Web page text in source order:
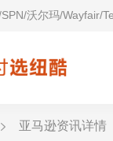
沃尔玛/Wayfair/
亚马逊资讯详情